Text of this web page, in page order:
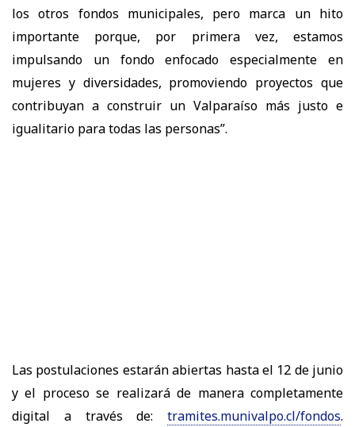
los otros fondos municipales, pero marca un hito
importante porque, por primera vez, estamos
impulsando un fondo enfocado especialmente en
mujeres y diversidades, promoviendo proyectos que
contribuyan a construir un Valparaíso más justo e
igualitario para todas las personas”.
Las postulaciones estarán abiertas hasta el 12 de junio
y el proceso se realizará de manera completamente
digital a través de:
tramites.munivalpo.cl/fondos.